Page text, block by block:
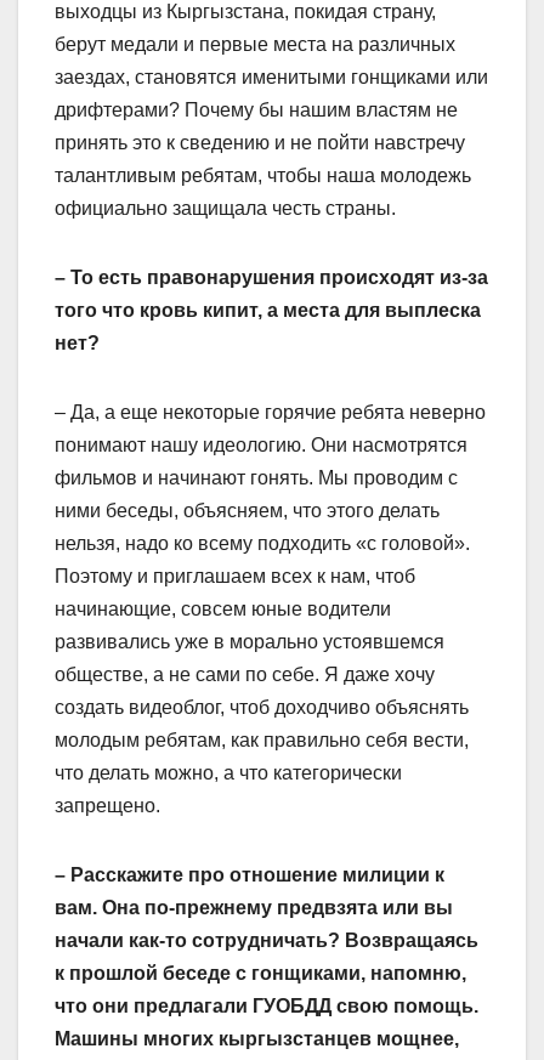
выходцы из Кыргызстана, покидая страну,
берут медали и первые места на различных
заездах, становятся именитыми гонщиками или
дрифтерами? Почему бы нашим властям не
принять это к сведению и не пойти навстречу
талантливым ребятам, чтобы наша молодежь
официально защищала честь страны.
– То есть правонарушения происходят из-за
того что кровь кипит, а места для выплеска
нет?
– Да, а еще некоторые горячие ребята неверно
понимают нашу идеологию. Они насмотрятся
фильмов и начинают гонять. Мы проводим с
ними беседы, объясняем, что этого делать
нельзя, надо ко всему подходить «с головой».
Поэтому и приглашаем всех к нам, чтоб
начинающие, совсем юные водители
развивались уже в морально устоявшемся
обществе, а не сами по себе. Я даже хочу
создать видеоблог, чтоб доходчиво объяснять
молодым ребятам, как правильно себя вести,
что делать можно, а что категорически
запрещено.
– Расскажите про отношение милиции к
вам. Она по-прежнему предвзята или вы
начали как-то сотрудничать? Возвращаясь
к прошлой беседе с гонщиками, напомню,
что они предлагали ГУОБДД свою помощь.
Машины многих кыргызстанцев мощнее,